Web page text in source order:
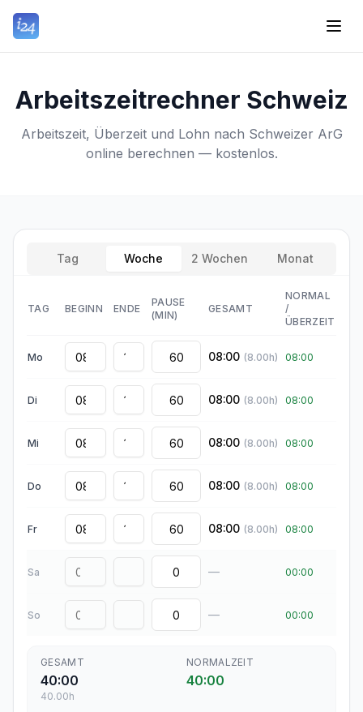
Arbeitszeitrechner Schweiz
Arbeitszeit, Überzeit und Lohn nach Schweizer ArG
online berechnen — kostenlos.
Tag Woche 2 Wochen Monat
TAG BEGINN ENDE
PAUSE
(MIN)
GESAMT
NORMAL
/
ÜBERZEIT
Mo 08:00 (8.00h) 08:00
Di 08:00 (8.00h) 08:00
Mi 08:00 (8.00h) 08:00
Do 08:00 (8.00h) 08:00
Fr 08:00 (8.00h) 08:00
Sa — 00:00
So — 00:00
GESAMT
40:00
40.00h
NORMALZEIT
40:00